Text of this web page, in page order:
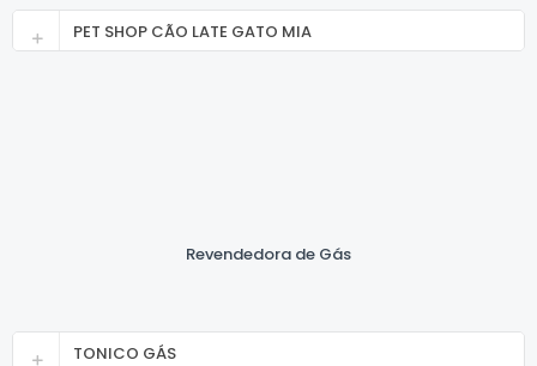
PET SHOP CÃO LATE GATO MIA
Revendedora de Gás
TONICO GÁS